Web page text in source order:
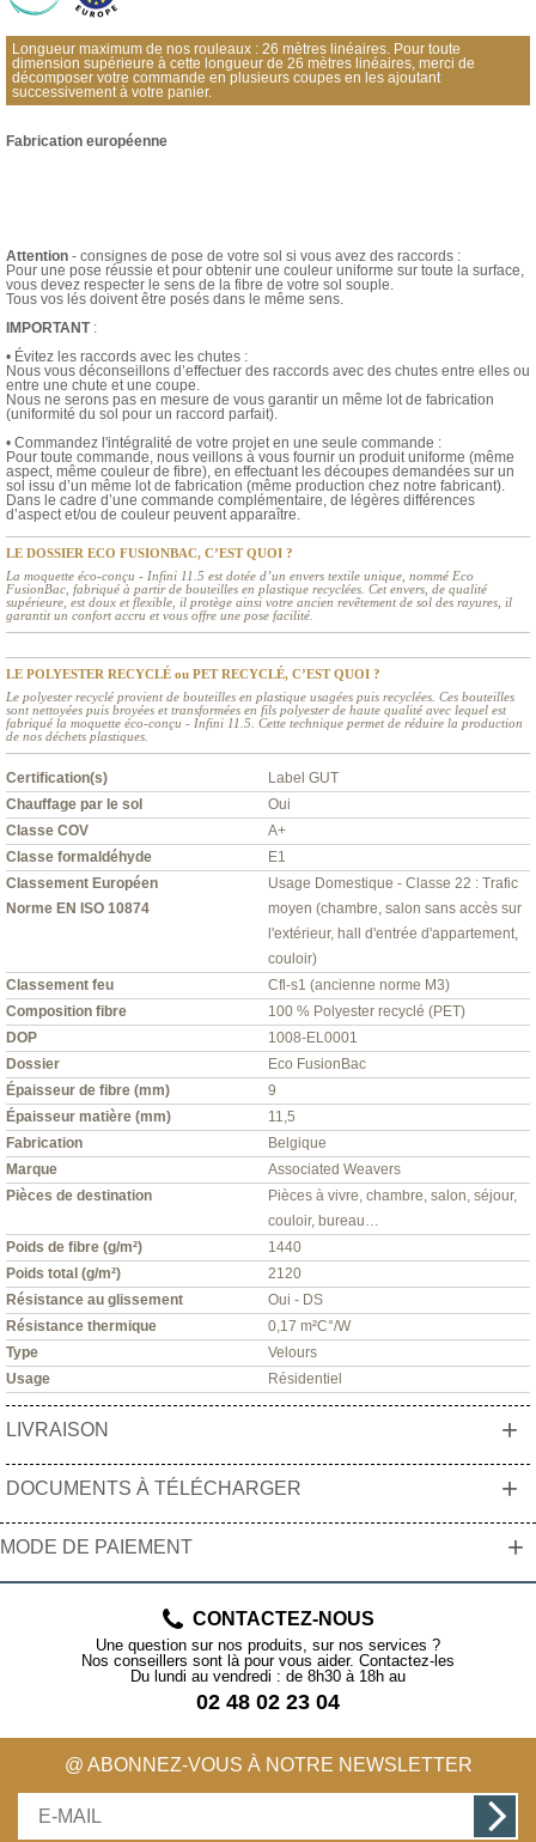
Longueur maximum de nos rouleaux : 26 mètres linéaires. Pour toute
dimension supérieure à cette longueur de 26 mètres linéaires, merci de
décomposer votre commande en plusieurs coupes en les ajoutant
successivement à votre panier.
Fabrication européenne
Attention - consignes de pose de votre sol si vous avez des raccords :
Pour une pose réussie et pour obtenir une couleur uniforme sur toute la surface,
vous devez respecter le sens de la fibre de votre sol souple.
Tous vos lés doivent être posés dans le même sens.
IMPORTANT:
• Évitez les raccords avec les chutes :
Nous vous déconseillons d’effectuer des raccords avec des chutes entre elles ou
entre une chute et une coupe.
Nous ne serons pas en mesure de vous garantir un même lot de fabrication
(uniformité du sol pour un raccord parfait).
• Commandez l'intégralité de votre projet en une seule commande :
Pour toute commande, nous veillons à vous fournir un produit uniforme (même
aspect, même couleur de fibre), en effectuant les découpes demandées sur un
sol issu d’un même lot de fabrication (même production chez notre fabricant).
Dans le cadre d’une commande complémentaire, de légères différences
d’aspect et/ou de couleur peuvent apparaître.
LE DOSSIER ECO FUSIONBAC, C’EST QUOI ?
La moquette éco-conçu - Infini 11.5 est dotée d’un envers textile unique, nommé Eco
FusionBac, fabriqué à partir de bouteilles en plastique recyclées. Cet envers, de qualité
supérieure, est doux et flexible, il protège ainsi votre ancien revêtement de sol des rayures, il
garantit un confort accru et vous offre une pose facilité.
LE POLYESTER RECYCLÉ ou PET RECYCLÉ, C’EST QUOI ?
Le polyester recyclé provient de bouteilles en plastique usagées puis recyclées. Ces bouteilles
sont nettoyées puis broyées et transformées en fils polyester de haute qualité avec lequel est
fabriqué la moquette éco-conçu - Infini 11.5. Cette technique permet de réduire la production
de nos déchets plastiques.
Certification(s)
Label GUT
Chauffage par le sol
Oui
Classe COV
A+
Classe formaldéhyde
E1
Classement Européen
Norme EN ISO 10874
Usage Domestique - Classe 22 : Trafic
moyen (chambre, salon sans accès sur
l'extérieur, hall d'entrée d'appartement,
couloir)
Classement feu
Cfl-s1 (ancienne norme M3)
Composition fibre
100 % Polyester recyclé (PET)
DOP
1008-EL0001
Dossier
Eco FusionBac
Épaisseur de fibre (mm)
9
Épaisseur matière (mm)
11,5
Fabrication
Belgique
Marque
Associated Weavers
Pièces de destination
Pièces à vivre, chambre, salon, séjour,
couloir, bureau…
Poids de fibre (g/m²)
1440
Poids total (g/m²)
2120
Résistance au glissement
Oui - DS
Résistance thermique
0,17 m²C°/W
Type
Velours
Usage
Résidentiel
LIVRAISON +
DOCUMENTS À TÉLÉCHARGER +
MODE DE PAIEMENT +
CONTACTEZ-NOUS
Une question sur nos produits, sur nos services ?
Nos conseillers sont là pour vous aider. Contactez-les
Du lundi au vendredi : de 8h30 à 18h au
02 48 02 23 04
@ ABONNEZ-VOUS À NOTRE NEWSLETTER